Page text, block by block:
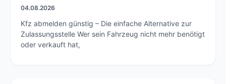
04.08.2026
Kfz abmelden günstig – Die einfache Alternative zur
Zulassungsstelle Wer sein Fahrzeug nicht mehr benötigt
oder verkauft hat,